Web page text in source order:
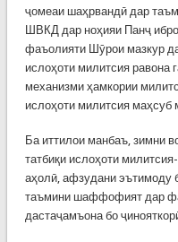
ҷомеаи шаҳрвандӣ дар
ШВКД дар ноҳияи Панҷ
фаъолияти Шӯрои мазкур
ислоҳоти милитсия равона
механизми ҳамкории
ислоҳоти милитсия
Ба иттилои манбаъ, зимни
татбиқи ислоҳоти
аҳолӣ, афзудани эътимоду
таъмини шаффофият дар
дастаҷамъона бо